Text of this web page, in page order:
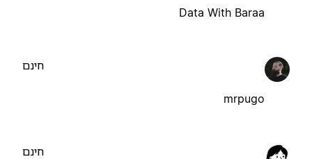
Data With Baraa
mrpugo
חינם
חינם